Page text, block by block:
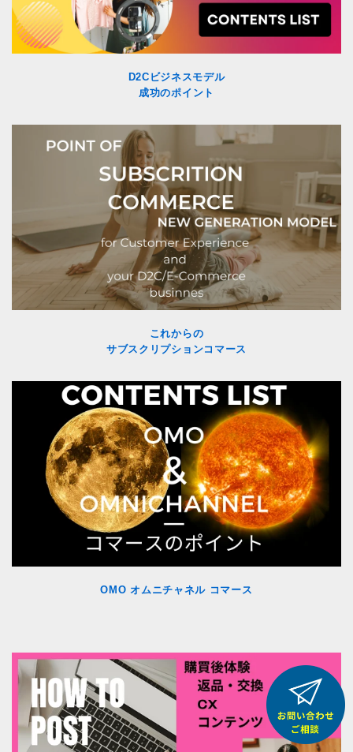
D2Cビジネスモデル
成功のポイント
これからの
サブスクリプションコマース
OMO オムニチャネル コマース